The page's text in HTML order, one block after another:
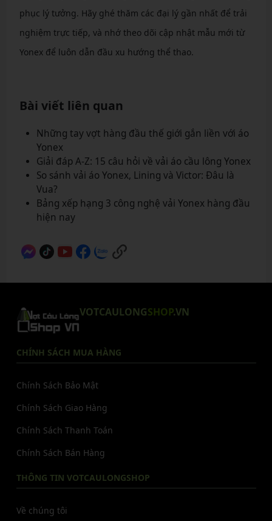
phục lý tưởng. Hãy ghé thăm các đại lý gần nhất để trải
nghiệm trực tiếp, và nhớ theo dõi cập nhật mẫu mới từ
Yonex để luôn dẫn đầu xu hướng thể thao.
Bài viết liên quan
Những tay vợt hàng đầu thế giới gắn liền với áo
Yonex
Giải đáp A-Z: 15 câu hỏi về vải áo cầu lông Yonex
So sánh vải áo Yonex, Lining và Victor: Đâu là
Vua?
Bảng xếp hạng 3 công nghệ vải Yonex hàng đầu
hiện nay
VOTCAULONGSHOP.VN
CHÍNH SÁCH MUA HÀNG
Chính Sách Bảo Mật
Chính Sách Giao Hàng
Chính Sách Thanh Toán
Chính Sách Bán Hàng
THÔNG TIN VOTCAULONGSHOP
Về chúng tôi